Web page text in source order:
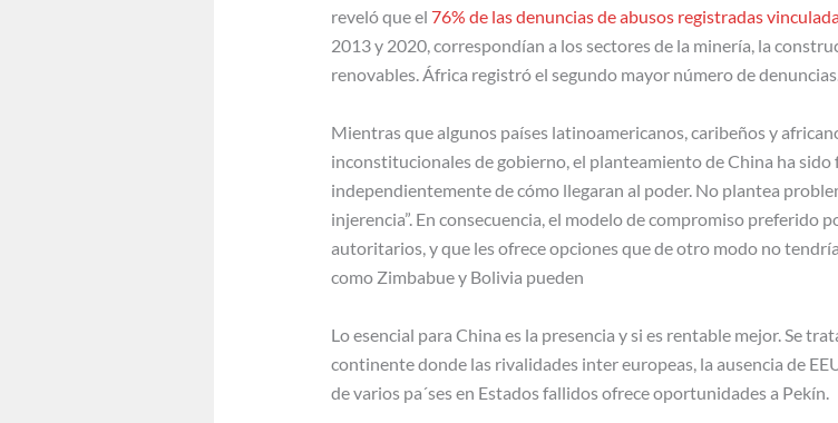
reveló que el 76% de las denuncias de abusos registradas
2013 y 2020, correspondían a los sectores de la minería, la
renovables. África registró el segundo mayor número de
Mientras que algunos países latinoamericanos, caribeños y
inconstitucionales de gobierno, el planteamiento de China ha
independientemente de cómo llegaran al poder. No plantea
injerencia”. En consecuencia, el modelo de compromiso preferido
autoritarios, y que les ofrece opciones que de otro modo no
como Zimbabue y Bolivia pueden
Lo esencial para China es la presencia y si es rentable mejor. Se
continente donde las rivalidades inter europeas, la ausencia de
de varios pa´ses en Estados fallidos ofrece oportunidades a Pekín.